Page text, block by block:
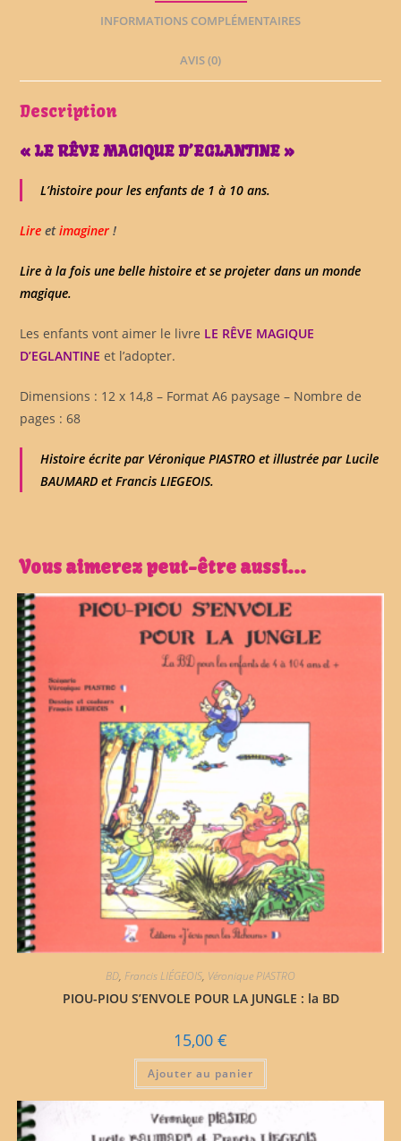
INFORMATIONS COMPLÉMENTAIRES
AVIS (0)
Description
« LE RÊVE MAGIQUE D’EGLANTINE »
L’histoire pour les enfants de 1 à 10 ans.
Lire etimaginer !
Lire à la fois une belle histoire et se projeter dans un monde
magique.
Les enfants vont aimer le livre LE RÊVE MAGIQUE
D’EGLANTINE et l’adopter.
Dimensions : 12 x 14,8 – Format A6 paysage – Nombre de
pages : 68
Histoire écrite par Véronique PIASTRO et illustrée par Lucile
BAUMARD et Francis LIEGEOIS.
Vous aimerez peut-être aussi…
BD, Francis LIÉGEOIS, Véronique PIASTRO
PIOU-PIOU S’ENVOLE POUR LA JUNGLE : la BD
15,00 €
Ajouter au panier